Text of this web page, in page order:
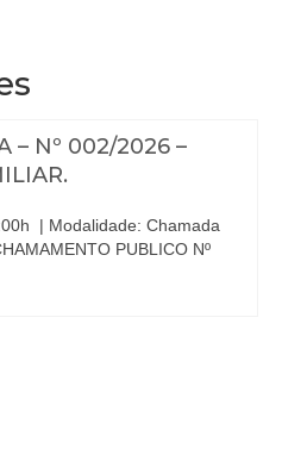
– Nº 002/2026 –
| Modalidade: Chamada
PUBLICO Nº